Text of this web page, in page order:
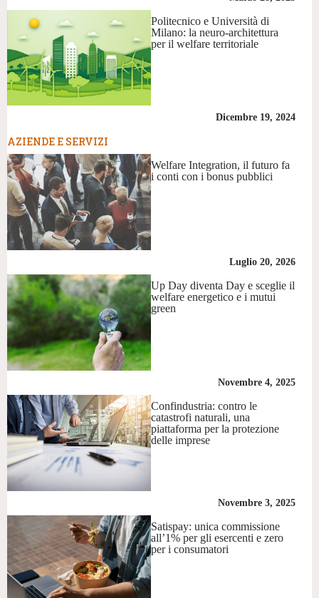
Politecnico e Università di
Milano: la neuro-architettura
per il welfare territoriale
Dicembre 19, 2024
AZIENDE E SERVIZI
Welfare Integration, il futuro fa
i conti con i bonus pubblici
Luglio 20, 2026
Up Day diventa Day e sceglie il
welfare energetico e i mutui
green
Novembre 4, 2025
Confindustria: contro le
catastrofi naturali, una
piattaforma per la protezione
delle imprese
Novembre 3, 2025
Satispay: unica commissione
all’1% per gli esercenti e zero
per i consumatori